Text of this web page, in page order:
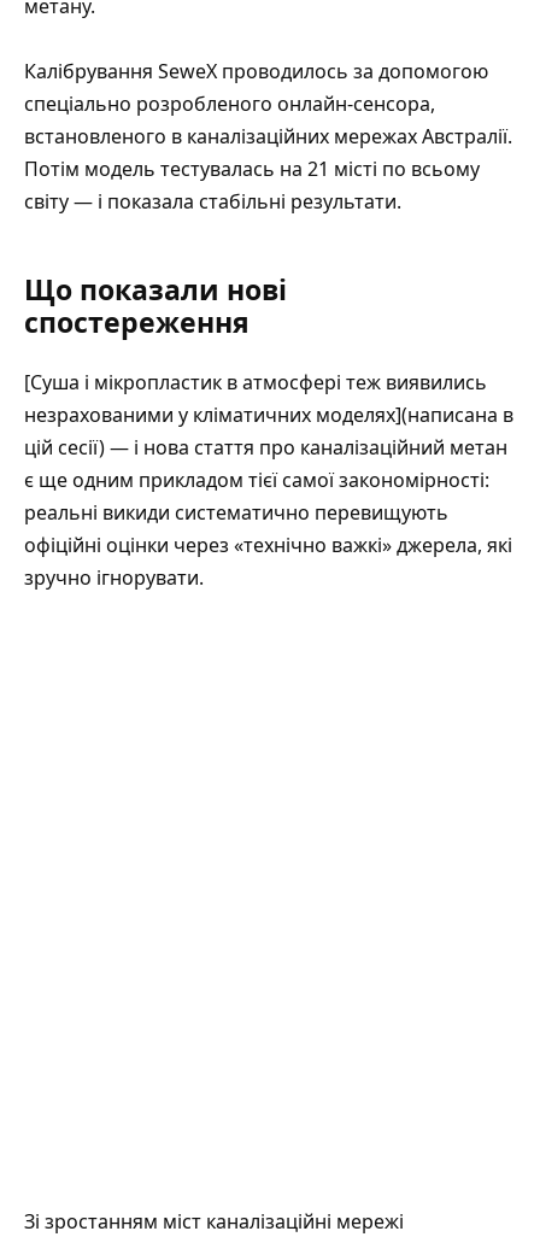
метану.
Калібрування SeweX проводилось за допомогою
спеціально розробленого онлайн-сенсора,
встановленого в каналізаційних мережах Австралії.
Потім модель тестувалась на 21 місті по всьому
світу — і показала стабільні результати.
Що показали нові
спостереження
[Суша і мікропластик в атмосфері теж виявились
незрахованими у кліматичних моделях](написана в
цій сесії) — і нова стаття про каналізаційний метан
є ще одним прикладом тієї самої закономірності:
реальні викиди систематично перевищують
офіційні оцінки через «технічно важкі» джерела, які
зручно ігнорувати.
Зі зростанням міст каналізаційні мережі